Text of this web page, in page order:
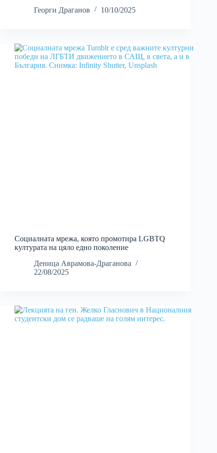
Георги Драганов
10/10/2025
Социалната мрежа, която промотира LGBTQ
културата на цяло едно поколение
Деница Аврамова-Драганова
22/08/2025